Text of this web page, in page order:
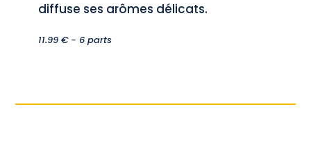
diffuse ses arômes délicats.
11.99 € - 6 parts